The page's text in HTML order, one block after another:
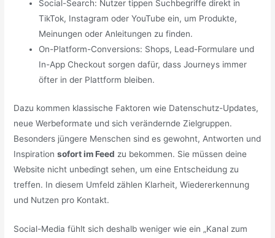
Social-Search: Nutzer tippen Suchbegriffe direkt in
TikTok, Instagram oder YouTube ein, um Produkte,
Meinungen oder Anleitungen zu finden.
On-Platform-Conversions: Shops, Lead-Formulare und
In-App Checkout sorgen dafür, dass Journeys immer
öfter in der Plattform bleiben.
Dazu kommen klassische Faktoren wie Datenschutz-Updates,
neue Werbeformate und sich verändernde Zielgruppen.
Besonders jüngere Menschen sind es gewohnt, Antworten und
Inspirationsofort im Feed zu bekommen. Sie müssen deine
Website nicht unbedingt sehen, um eine Entscheidung zu
treffen. In diesem Umfeld zählen Klarheit, Wiedererkennung
und Nutzen pro Kontakt.
Social-Media fühlt sich deshalb weniger wie ein „Kanal zum